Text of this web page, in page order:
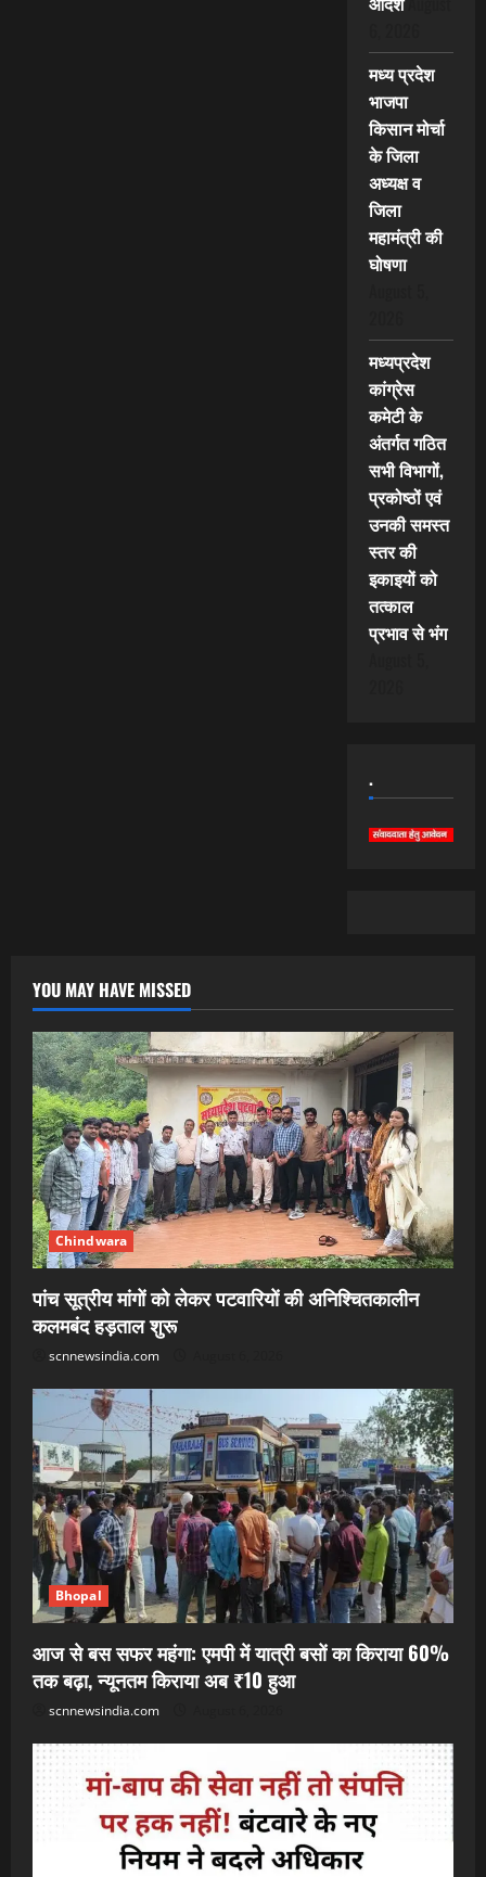
मध्य प्रदेश
भाजपा
किसान मोर्चा
के जिला
अध्यक्ष व
जिला
महामंत्री की
घोषणा
मध्यप्रदेश
कांग्रेस
कमेटी के
अंतर्गत गठित
सभी विभागों,
प्रकोष्ठों एवं
उनकी समस्त
स्तर की
इकाइयों को
तत्काल
प्रभाव से भंग
.
YOU MAY HAVE MISSED
Chindwara
पांच सूत्रीय मांगों को लेकर पटवारियों की अनिश्चितकालीन
कलमबंद हड़ताल शुरू
scnnewsindia.com
Bhopal
आज से बस सफर महंगा: एमपी में यात्री बसों का किराया 60%
तक बढ़ा, न्यूनतम किराया अब ₹10 हुआ
scnnewsindia.com